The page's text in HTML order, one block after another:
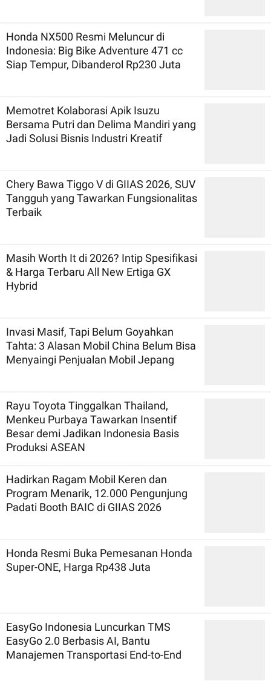
Honda NX500 Resmi Meluncur di
Indonesia: Big Bike Adventure 471 cc
Siap Tempur, Dibanderol Rp230 Juta
Memotret Kolaborasi Apik Isuzu
Bersama Putri dan Delima Mandiri yang
Jadi Solusi Bisnis Industri Kreatif
Chery Bawa Tiggo V di GIIAS 2026, SUV
Tangguh yang Tawarkan Fungsionalitas
Terbaik
Masih Worth It di 2026? Intip Spesifikasi
& Harga Terbaru All New Ertiga GX
Hybrid
Invasi Masif, Tapi Belum Goyahkan
Tahta: 3 Alasan Mobil China Belum Bisa
Menyaingi Penjualan Mobil Jepang
Rayu Toyota Tinggalkan Thailand,
Menkeu Purbaya Tawarkan Insentif
Besar demi Jadikan Indonesia Basis
Produksi ASEAN
Hadirkan Ragam Mobil Keren dan
Program Menarik, 12.000 Pengunjung
Padati Booth BAIC di GIIAS 2026
Honda Resmi Buka Pemesanan Honda
Super-ONE, Harga Rp438 Juta
EasyGo Indonesia Luncurkan TMS
EasyGo 2.0 Berbasis AI, Bantu
Manajemen Transportasi End-to-End